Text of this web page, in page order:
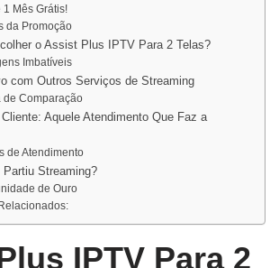
1 Mês Grátis!
da Promoção
o Assist Plus IPTV Para 2 Telas?
Imbatíveis
com Outros Serviços de Streaming
de Comparação
Aquele Atendimento Que Faz a
de Atendimento
Partiu Streaming?
de Ouro
IPTV Para 2